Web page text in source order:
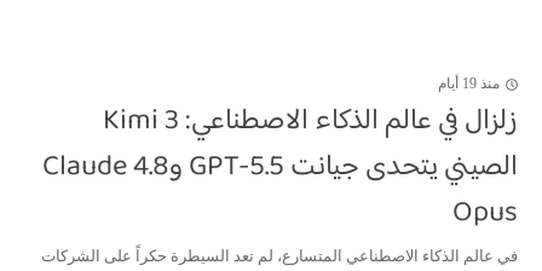
منذ 19 أيام
زلزال في عالم الذكاء الاصطناعي: Kimi 3
الصيني يتحدى جيانت GPT-5.5 وClaude 4.8
Opus
في عالم الذكاء الاصطناعي المتسارع، لم تعد السيطرة حكراً على الشركات